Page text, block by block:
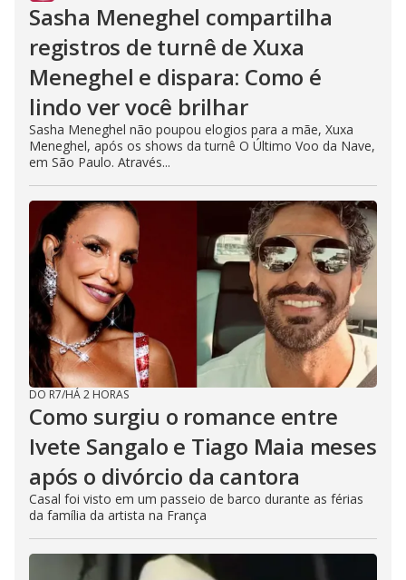
Sasha Meneghel compartilha
registros de turnê de Xuxa
Meneghel e dispara: Como é
lindo ver você brilhar
Sasha Meneghel não poupou elogios para a mãe, Xuxa
Meneghel, após os shows da turnê O Último Voo da Nave,
em São Paulo. Através...
DO R7/HÁ 2 HORAS
Como surgiu o romance entre
Ivete Sangalo e Tiago Maia meses
após o divórcio da cantora
Casal foi visto em um passeio de barco durante as férias
da família da artista na França